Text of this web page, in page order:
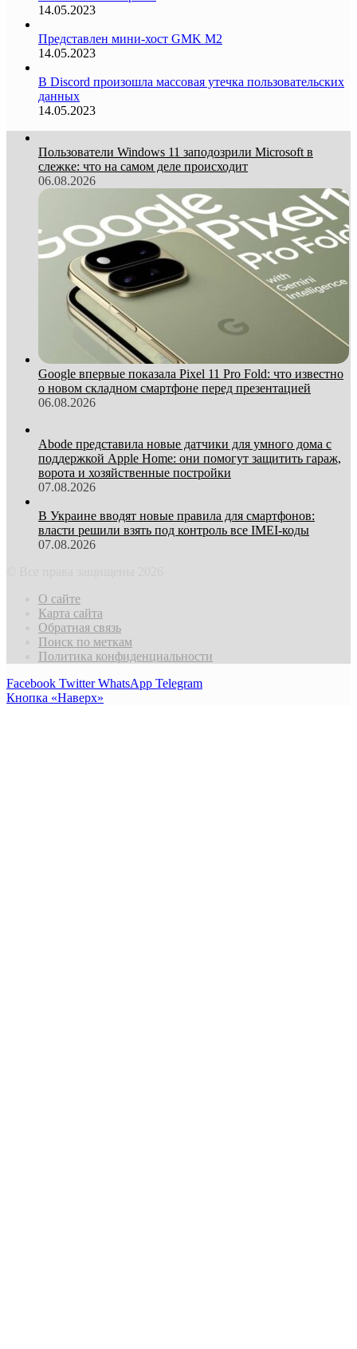
14.05.2023
Представлен мини-хост GMK M2
14.05.2023
В Discord произошла массовая утечка пользовательских
данных
14.05.2023
Пользователи Windows 11 заподозрили Microsoft в
слежке: что на самом деле происходит
06.08.2026
Google впервые показала Pixel 11 Pro Fold: что известно
о новом складном смартфоне перед презентацией
06.08.2026
Abode представила новые датчики для умного дома с
поддержкой Apple Home: они помогут защитить гараж,
ворота и хозяйственные постройки
07.08.2026
В Украине вводят новые правила для смартфонов:
власти решили взять под контроль все IMEI-коды
07.08.2026
О сайте
Карта сайта
Обратная связь
Поиск по меткам
Политика конфиденциальности
Facebook Twitter WhatsApp Telegram
Кнопка «Наверх»